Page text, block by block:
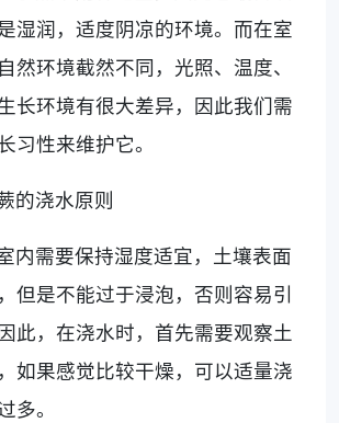
湿润，适度阴凉的环境。而在室
然环境截然不同，光照、温度、
长环境有很大差异，因此我们需
习性来维护它。
的浇水原则
内需要保持湿度适宜，土壤表面
但是不能过于浸泡，否则容易引
此，在浇水时，首先需要观察土
如果感觉比较干燥，可以适量浇
多。